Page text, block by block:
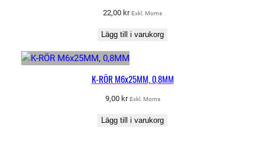
22,00 kr Exkl. Moms
Lägg till i varukorg
K-RÖR M6x25MM, 0,8MM
9,00 kr Exkl. Moms
Lägg till i varukorg